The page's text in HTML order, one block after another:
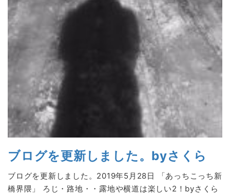
ブログを更新しました。byさくら
ブログを更新しました。2019年5月28日 「あっちこっち新
橋界隈」 ろじ・路地・・露地や横道は楽しい2！byさくら